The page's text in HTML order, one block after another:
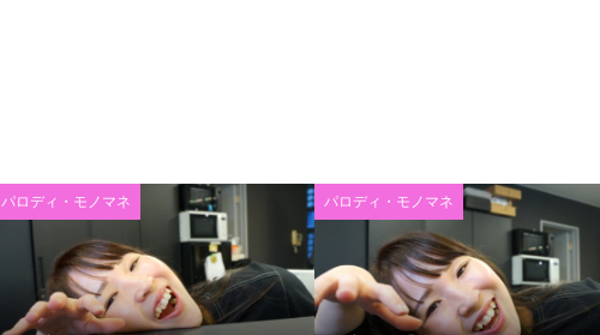
パロディ・モノマネ パロディ・モノマネ